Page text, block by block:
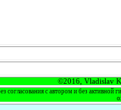
©2016, Vladislav
согласования с автором и без активной